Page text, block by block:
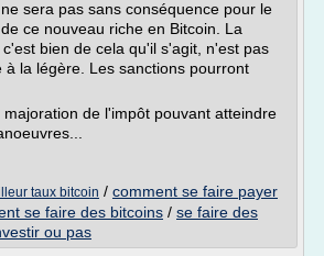
sera pas sans conséquence pour le
ce nouveau riche en Bitcoin. La
bien de cela qu'il s'agit, n'est pas
à la légère. Les sanctions pourront
majoration de l'impôt pouvant atteindre
taux bitcoin / comment se faire payer
se faire des bitcoins / se faire des
ou pas